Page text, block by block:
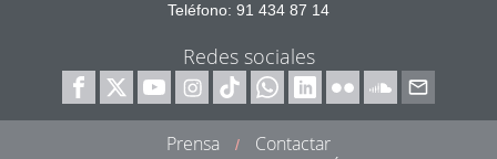
Teléfono: 91 434 87 14
Redes sociales
Prensa /
Contactar